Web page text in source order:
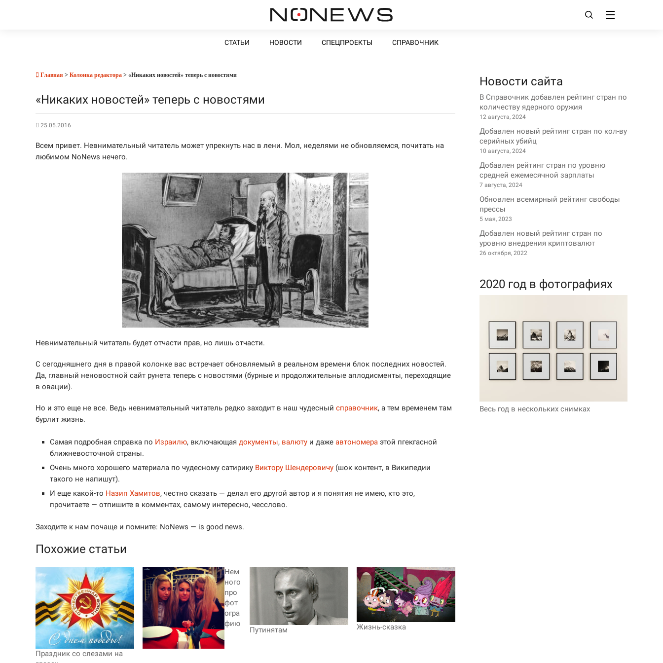
СТАТЬИ НОВОСТИ СПЕЦПРОЕКТЫ СПРАВОЧНИК
Главная > Колонка редактора > «Никаких новостей» теперь с новостями
«Никаких новостей» теперь с новостями
25.05.2016
Всем привет. Невнимательный читатель может упрекнуть нас в лени. Мол, неделями не обновляемся, почитать на
любимом NoNews нечего.
Невнимательный читатель будет отчасти прав, но лишь отчасти.
С сегодняшнего дня в правой колонке вас встречает обновляемый в реальном времени блок последних новостей.
Да, главный неновостной сайт рунета теперь с новостями (бурные и продолжительные аплодисменты, переходящие
в овации).
Но и это еще не все. Ведь невнимательный читатель редко заходит в наш чудесный справочник, а тем временем там
бурлит жизнь.
Самая подробная справка по Израилю, включающая документы, валютуи даже автономера этой пгекгасной
ближневосточной страны.
Очень много хорошего материала по чудесному сатирику Виктору Шендеровичу(шок контент, в Википедии
такого не напишут).
И еще какой-то Назип Хамитов, честно сказать — делал его другой автор и я понятия не имею, кто это,
прочитаете — отпишите в комментах, самому интересно, чесслово.
Заходите к нам почаще и помните: NoNews — is good news.
Похожие статьи
Праздник со слезами на
Нем
ного
про
фот
огра
фию
Путинятам Жизнь-сказка
Новости сайта
В Справочник добавлен рейтинг стран по
количеству ядерного оружия
12 августа, 2024
Добавлен новый рейтинг стран по кол-ву
серийных убийц
10 августа, 2024
Добавлен рейтинг стран по уровню
средней ежемесячной зарплаты
7 августа, 2024
Обновлен всемирный рейтинг свободы
прессы
5 мая, 2023
Добавлен новый рейтинг стран по
уровню внедрения криптовалют
26 октября, 2022
2020 год в фотографиях
Весь год в нескольких снимках